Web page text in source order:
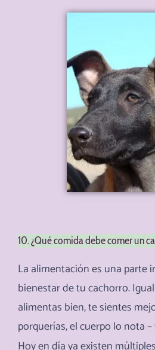
10. ¿Qué comida debe comer un
La alimentación es una parte
bienestar de tu cachorro.
alimentas bien, te sientes
porquerías, el cuerpo lo nota
Hoy en día ya existen